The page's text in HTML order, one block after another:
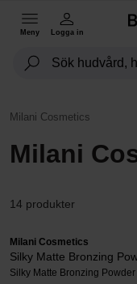
Meny Logga in
Milani Cosmetics
Milani
14 produkter
Milani Cosmetics
Silky Matte Bronzing
Silky Matte Bronzing Powder